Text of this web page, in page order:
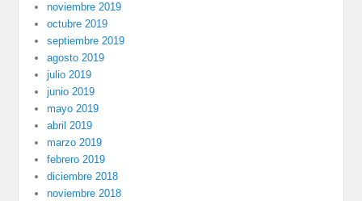
noviembre 2019
octubre 2019
septiembre 2019
agosto 2019
julio 2019
junio 2019
mayo 2019
abril 2019
marzo 2019
febrero 2019
diciembre 2018
noviembre 2018